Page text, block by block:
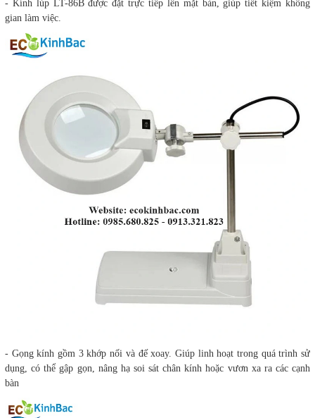
- Kính lúp LT-86B được đặt trực tiếp lên mặt bàn, giúp tiết kiệm không
gian làm việc.
- Gọng kính gồm 3 khớp nối và đế xoay. Giúp linh hoạt trong quá trình sử
dụng, có thể gập gọn, nâng hạ soi sát chân kính hoặc vươn xa ra các cạnh
bàn